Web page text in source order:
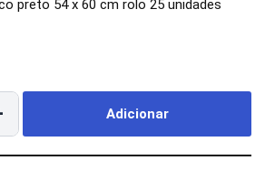
preto 54 x 60 cm rolo 25 unidades
Adicionar